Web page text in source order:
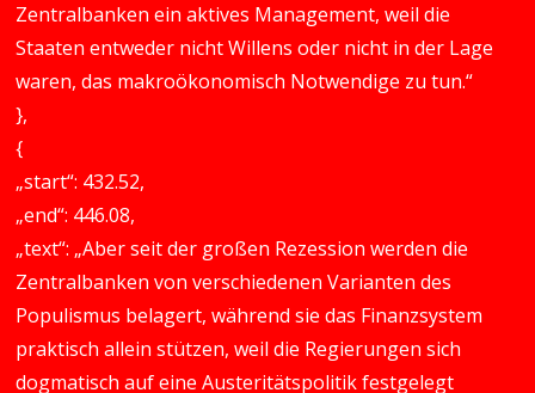
Zentralbanken ein aktives Management, weil die
Staaten entweder nicht Willens oder nicht in der Lage
waren, das makroökonomisch Notwendige zu tun.“
},
{
„start“: 432.52,
„end“: 446.08,
„text“: „Aber seit der großen Rezession werden die
Zentralbanken von verschiedenen Varianten des
Populismus belagert, während sie das Finanzsystem
praktisch allein stützen, weil die Regierungen sich
dogmatisch auf eine Austeritätspolitik festgelegt